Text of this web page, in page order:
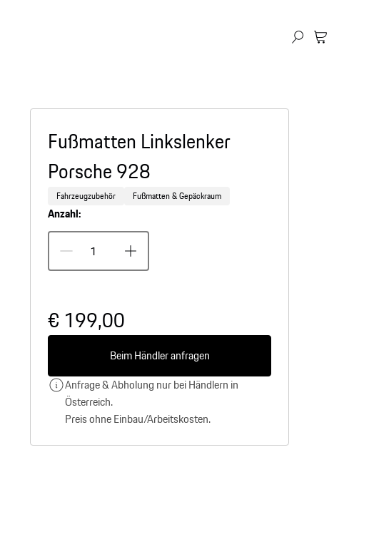
Fußmatten Linkslenker
Porsche 928
Fahrzeugzubehör Fußmatten & Gepäckraum
Anzahl:
€ 199,00
Beim Händler anfragen
Anfrage & Abholung nur bei Händlern in
Österreich.
Preis ohne Einbau/Arbeitskosten.